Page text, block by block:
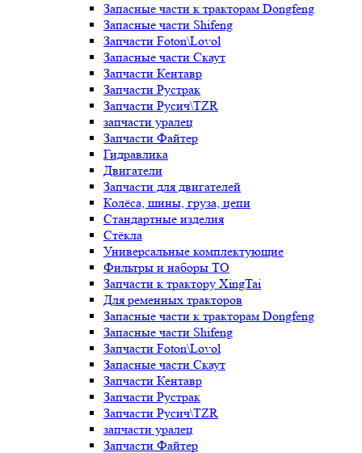
Запасные части к тракторам Dongfeng
Запасные части Shifeng
Запчасти Foton\Lovol
Запасные части Скаут
Запчасти Кентавр
Запчасти Рустрак
Запчасти Русич\TZR
запчасти уралец
Запчасти Файтер
Гидравлика
Двигатели
Запчасти для двигателей
Колёса, шины, груза, цепи
Стандартные изделия
Стёкла
Универсальные комплектующие
Фильтры и наборы ТО
Запчасти к трактору XingTai
Для ременных тракторов
Запасные части к тракторам Dongfeng
Запасные части Shifeng
Запчасти Foton\Lovol
Запасные части Скаут
Запчасти Кентавр
Запчасти Рустрак
Запчасти Русич\TZR
запчасти уралец
Запчасти Файтер